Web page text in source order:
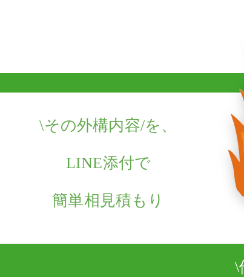
\その外構内容/を、
LINE添付で
簡単相見積もり
\